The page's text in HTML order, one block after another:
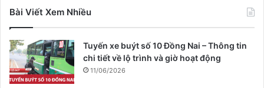
Bài Viết Xem Nhiều
Tuyến xe buýt số 10 Đồng Nai – Thông tin
chi tiết về lộ trình và giờ hoạt động
11/06/2026